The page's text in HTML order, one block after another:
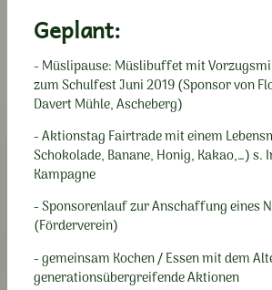
Geplant:
- Müslipause: Müslibuffet mit
zum Schulfest Juni 2019 (Sponsor von
Davert Mühle, Ascheberg)
- Aktionstag Fairtrade mit einem
Schokolade, Banane, Honig, Kakao,…) s.
Kampagne
- Sponsorenlauf zur Anschaffung eines
(Förderverein)
- gemeinsam Kochen / Essen mit dem
generationsübergreifende Aktionen